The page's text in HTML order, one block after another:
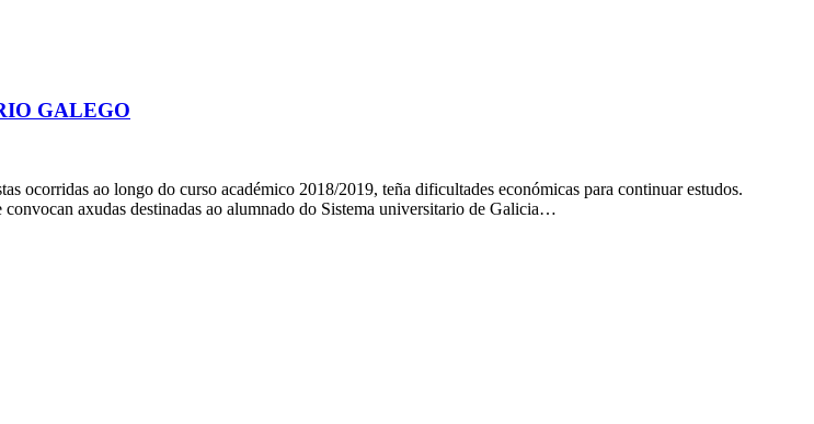
GALEGO
ocorridas ao longo do curso académico 2018/2019, teña dificultades económicas para continuar estudos.
axudas destinadas ao alumnado do Sistema universitario de Galicia…